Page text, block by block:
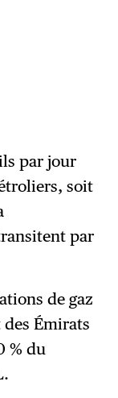
par jour
soit
par
de gaz
Émirats
% du